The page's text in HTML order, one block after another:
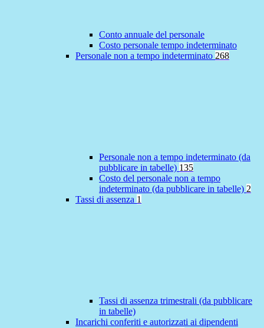
Conto annuale del personale
Costo personale tempo indeterminato
Personale non a tempo indeterminato 268
Personale non a tempo indeterminato (da
pubblicare in tabelle) 135
Costo del personale non a tempo
indeterminato (da pubblicare in tabelle) 2
Tassi di assenza 1
Tassi di assenza trimestrali (da pubblicare
in tabelle)
Incarichi conferiti e autorizzati ai dipendenti